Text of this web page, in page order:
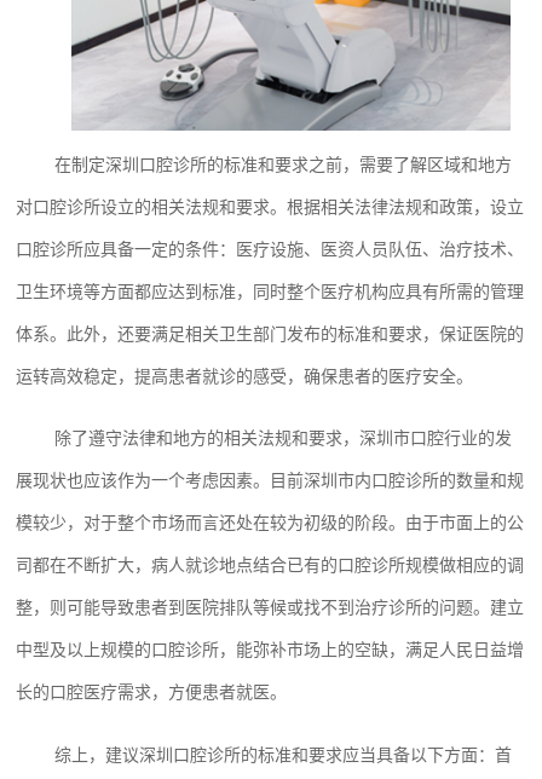
在制定深圳口腔诊所的标准和要求之前，需要了解区域和地方
对口腔诊所设立的相关法规和要求。根据相关法律法规和政策，设立
口腔诊所应具备一定的条件：医疗设施、医资人员队伍、治疗技术、
卫生环境等方面都应达到标准，同时整个医疗机构应具有所需的管理
体系。此外，还要满足相关卫生部门发布的标准和要求，保证医院的
运转高效稳定，提高患者就诊的感受，确保患者的医疗安全。
除了遵守法律和地方的相关法规和要求，深圳市口腔行业的发
展现状也应该作为一个考虑因素。目前深圳市内口腔诊所的数量和规
模较少，对于整个市场而言还处在较为初级的阶段。由于市面上的公
司都在不断扩大，病人就诊地点结合已有的口腔诊所规模做相应的调
整，则可能导致患者到医院排队等候或找不到治疗诊所的问题。建立
中型及以上规模的口腔诊所，能弥补市场上的空缺，满足人民日益增
长的口腔医疗需求，方便患者就医。
综上，建议深圳口腔诊所的标准和要求应当具备以下方面：首